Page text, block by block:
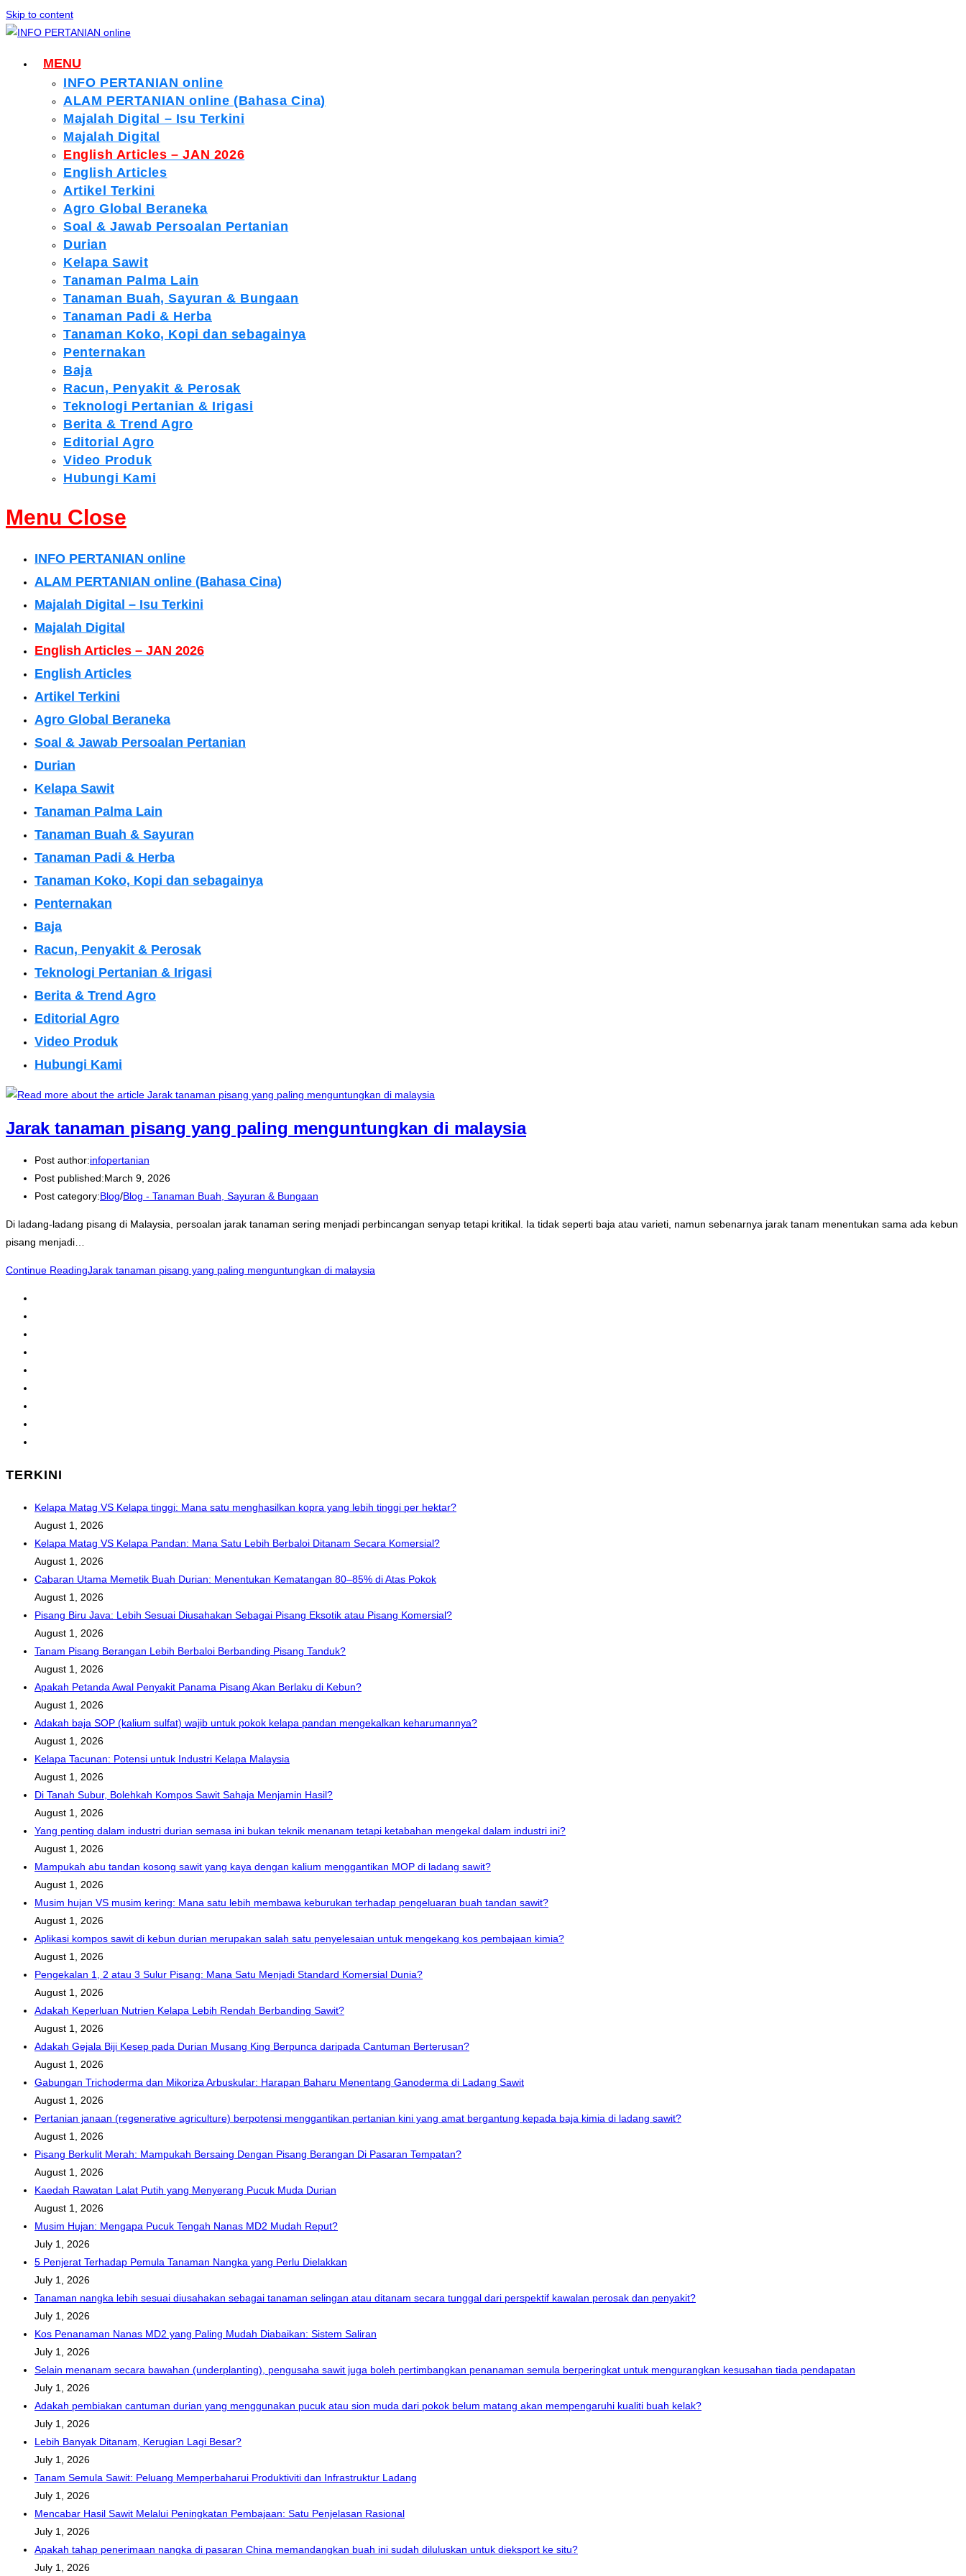
Skip to content
MENU
INFO PERTANIAN online
ALAM PERTANIAN online (Bahasa Cina)
Majalah Digital – Isu Terkini
Majalah Digital
English Articles – JAN 2026
English Articles
Artikel Terkini
Agro Global Beraneka
Soal & Jawab Persoalan Pertanian
Durian
Kelapa Sawit
Tanaman Palma Lain
Tanaman Buah, Sayuran & Bungaan
Tanaman Padi & Herba
Tanaman Koko, Kopi dan sebagainya
Penternakan
Baja
Racun, Penyakit & Perosak
Teknologi Pertanian & Irigasi
Berita & Trend Agro
Editorial Agro
Video Produk
Hubungi Kami
Menu Close
INFO PERTANIAN online
ALAM PERTANIAN online (Bahasa Cina)
Majalah Digital – Isu Terkini
Majalah Digital
English Articles – JAN 2026
English Articles
Artikel Terkini
Agro Global Beraneka
Soal & Jawab Persoalan Pertanian
Durian
Kelapa Sawit
Tanaman Palma Lain
Tanaman Buah & Sayuran
Tanaman Padi & Herba
Tanaman Koko, Kopi dan sebagainya
Penternakan
Baja
Racun, Penyakit & Perosak
Teknologi Pertanian & Irigasi
Berita & Trend Agro
Editorial Agro
Video Produk
Hubungi Kami
Jarak tanaman pisang yang paling menguntungkan di malaysia
Post author:infopertanian
Post published:March 9, 2026
Post category:Blog/Blog - Tanaman Buah, Sayuran & Bungaan
Di ladang-ladang pisang di Malaysia, persoalan jarak tanaman sering menjadi perbincangan senyap tetapi kritikal. Ia tidak seperti baja atau varieti, namun sebenarnya jarak tanam menentukan sama ada kebun
pisang menjadi…
Continue ReadingJarak tanaman pisang yang paling menguntungkan di malaysia
TERKINI
Kelapa Matag VS Kelapa tinggi: Mana satu menghasilkan kopra yang lebih tinggi per hektar?
August 1, 2026
Kelapa Matag VS Kelapa Pandan: Mana Satu Lebih Berbaloi Ditanam Secara Komersial?
August 1, 2026
Cabaran Utama Memetik Buah Durian: Menentukan Kematangan 80–85% di Atas Pokok
August 1, 2026
Pisang Biru Java: Lebih Sesuai Diusahakan Sebagai Pisang Eksotik atau Pisang Komersial?
August 1, 2026
Tanam Pisang Berangan Lebih Berbaloi Berbanding Pisang Tanduk?
August 1, 2026
Apakah Petanda Awal Penyakit Panama Pisang Akan Berlaku di Kebun?
August 1, 2026
Adakah baja SOP (kalium sulfat) wajib untuk pokok kelapa pandan mengekalkan keharumannya?
August 1, 2026
Kelapa Tacunan: Potensi untuk Industri Kelapa Malaysia
August 1, 2026
Di Tanah Subur, Bolehkah Kompos Sawit Sahaja Menjamin Hasil?
August 1, 2026
Yang penting dalam industri durian semasa ini bukan teknik menanam tetapi ketabahan mengekal dalam industri ini?
August 1, 2026
Mampukah abu tandan kosong sawit yang kaya dengan kalium menggantikan MOP di ladang sawit?
August 1, 2026
Musim hujan VS musim kering: Mana satu lebih membawa keburukan terhadap pengeluaran buah tandan sawit?
August 1, 2026
Aplikasi kompos sawit di kebun durian merupakan salah satu penyelesaian untuk mengekang kos pembajaan kimia?
August 1, 2026
Pengekalan 1, 2 atau 3 Sulur Pisang: Mana Satu Menjadi Standard Komersial Dunia?
August 1, 2026
Adakah Keperluan Nutrien Kelapa Lebih Rendah Berbanding Sawit?
August 1, 2026
Adakah Gejala Biji Kesep pada Durian Musang King Berpunca daripada Cantuman Berterusan?
August 1, 2026
Gabungan Trichoderma dan Mikoriza Arbuskular: Harapan Baharu Menentang Ganoderma di Ladang Sawit
August 1, 2026
Pertanian janaan (regenerative agriculture) berpotensi menggantikan pertanian kini yang amat bergantung kepada baja kimia di ladang sawit?
August 1, 2026
Pisang Berkulit Merah: Mampukah Bersaing Dengan Pisang Berangan Di Pasaran Tempatan?
August 1, 2026
Kaedah Rawatan Lalat Putih yang Menyerang Pucuk Muda Durian
August 1, 2026
Musim Hujan: Mengapa Pucuk Tengah Nanas MD2 Mudah Reput?
July 1, 2026
5 Penjerat Terhadap Pemula Tanaman Nangka yang Perlu Dielakkan
July 1, 2026
Tanaman nangka lebih sesuai diusahakan sebagai tanaman selingan atau ditanam secara tunggal dari perspektif kawalan perosak dan penyakit?
July 1, 2026
Kos Penanaman Nanas MD2 yang Paling Mudah Diabaikan: Sistem Saliran
July 1, 2026
Selain menanam secara bawahan (underplanting), pengusaha sawit juga boleh pertimbangkan penanaman semula berperingkat untuk mengurangkan kesusahan tiada pendapatan
July 1, 2026
Adakah pembiakan cantuman durian yang menggunakan pucuk atau sion muda dari pokok belum matang akan mempengaruhi kualiti buah kelak?
July 1, 2026
Lebih Banyak Ditanam, Kerugian Lagi Besar?
July 1, 2026
Tanam Semula Sawit: Peluang Memperbaharui Produktiviti dan Infrastruktur Ladang
July 1, 2026
Mencabar Hasil Sawit Melalui Peningkatan Pembajaan: Satu Penjelasan Rasional
July 1, 2026
Apakah tahap penerimaan nangka di pasaran China memandangkan buah ini sudah diluluskan untuk dieksport ke situ?
July 1, 2026